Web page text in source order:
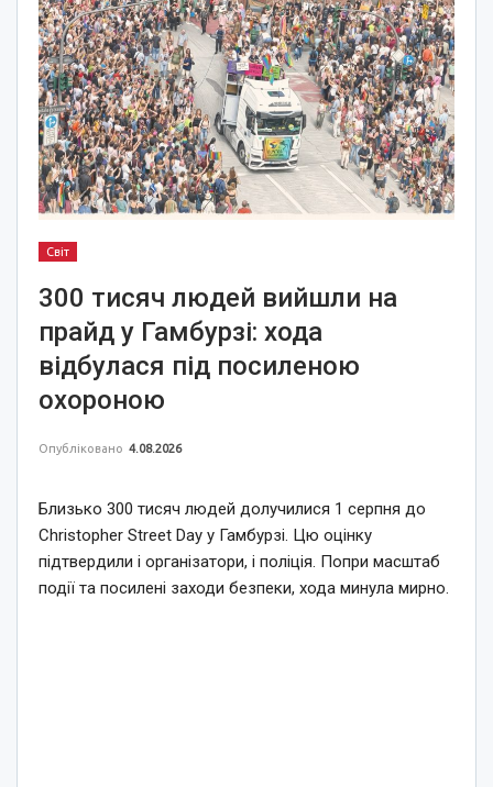
Світ
300 тисяч людей вийшли на
прайд у Гамбурзі: хода
відбулася під посиленою
охороною
Опубліковано 4.08.2026
Близько 300 тисяч людей долучилися 1 серпня до
Christopher Street Day у Гамбурзі. Цю оцінку
підтвердили і організатори, і поліція. Попри масштаб
події та посилені заходи безпеки, хода минула мирно.